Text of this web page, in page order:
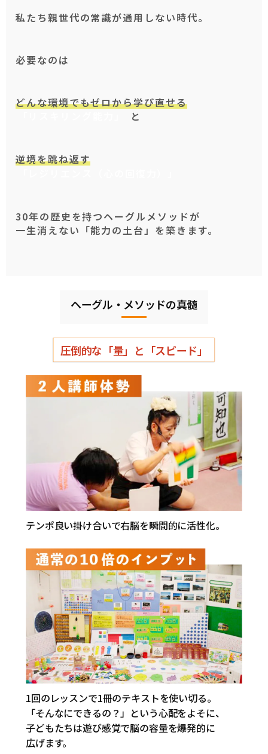
私たち親世代の常識が通用しない時代。
必要なのは
どんな環境でもゼロから学び直せる
と
逆境を跳ね返す
30年の歴史を持つヘーグルメソッドが
一生消えない「能力の土台」を築きます。
ヘーグル・メソッドの真髄
圧倒的な「量」と「スピード」
テンポ良い掛け合いで右脳を瞬間的に活性化。
1回のレッスンで1冊のテキストを使い切る。
「そんなにできるの？」という心配をよそに、
子どもたちは遊び感覚で脳の容量を爆発的に
広げます。